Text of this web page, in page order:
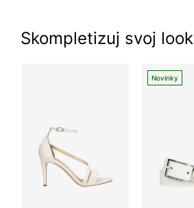
Skompletizuj svoj look
Novinky